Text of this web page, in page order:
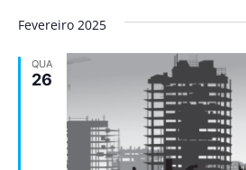
Fevereiro 2025
QUA
26